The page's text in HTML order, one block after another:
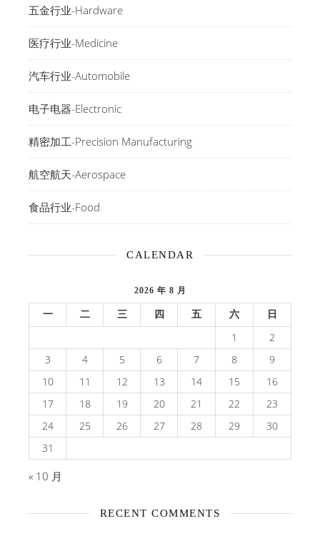
五金行业-Hardware
医疗行业-Medicine
汽车行业-Automobile
电子电器-Electronic
精密加工-Precision Manufacturing
航空航天-Aerospace
食品行业-Food
CALENDAR
2026 年 8 月
一 二 三 四 五 六 日
1
2
3
4 5 6 7 8
9
10
11 12 13 14 15
16
17
18 19 20 21 22
23
24
25 26 27 28 29
30
31
« 10 月
RECENT COMMENTS